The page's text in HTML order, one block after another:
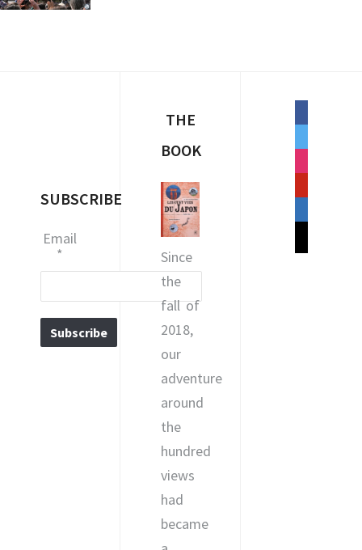
16 4月 2017
SUBSCRIBE
Email
*
THE
BOOK
Since
the
fall of
2018,
our
adventure
around
the
hundred
views
had
became